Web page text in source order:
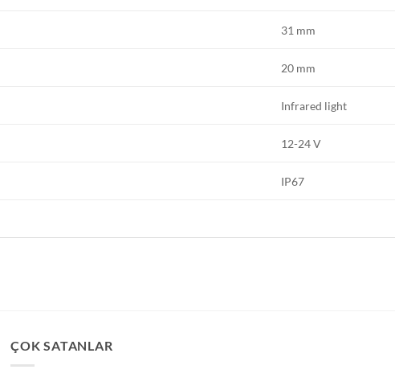
31 mm
20 mm
Infrared light
12-24 V
IP67
ÇOK SATANLAR